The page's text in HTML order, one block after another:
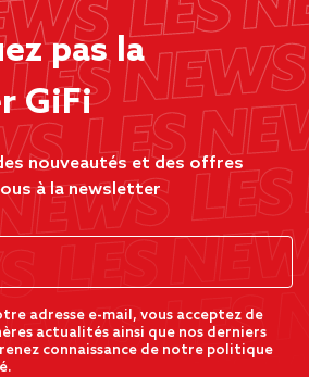
pas la
GiFi
nouveautés et des offres
à la newsletter
adresse e-mail, vous acceptez de
actualités ainsi que nos derniers
connaissance de notre politique